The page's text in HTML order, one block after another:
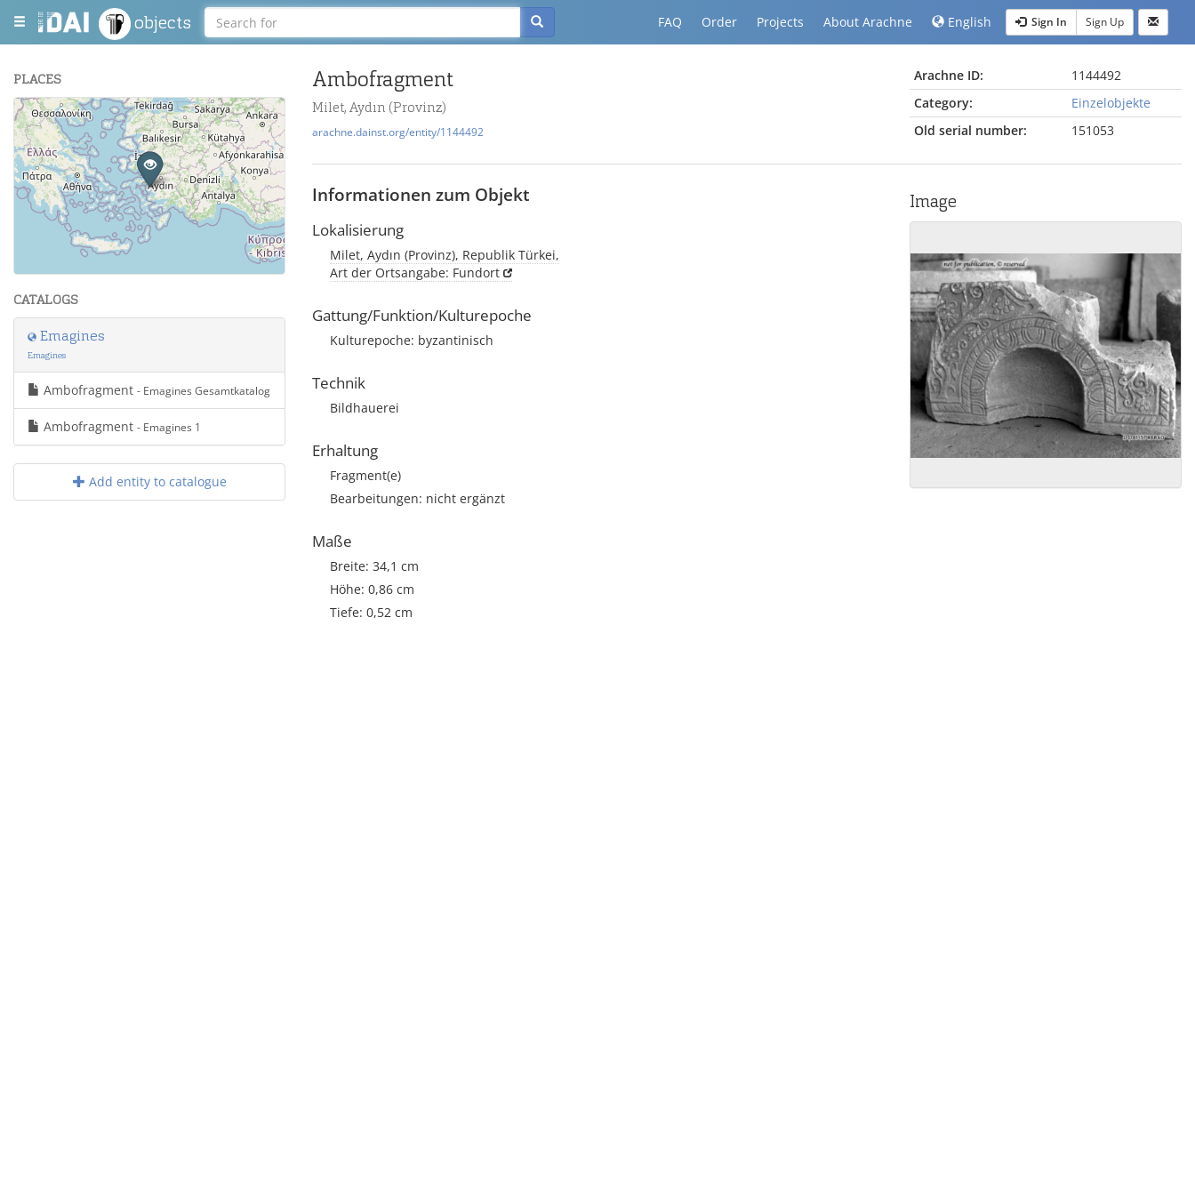
objects FAQ Order Projects About Arachne English Sign In Sign Up
PLACES
+
−
OpenStreetMap
CATALOGS
Emagines
Emagines
Ambofragment - Emagines Gesamtkatalog
Ambofragment - Emagines 1
Add entity to catalogue
Ambofragment
Milet, Aydın (Provinz)
arachne.dainst.org/entity/1144492
Arachne ID:
1144492
Category:
Einzelobjekte
Old serial number:
151053
Informationen zum Objekt
Lokalisierung
Milet, Aydın (Provinz), Republik Türkei,
Art der Ortsangabe: Fundort
Gattung/Funktion/Kulturepoche
Kulturepoche: byzantinisch
Technik
Bildhauerei
Erhaltung
Fragment(e)
Bearbeitungen: nicht ergänzt
Maße
Breite: 34,1 cm
Höhe: 0,86 cm
Tiefe: 0,52 cm
Image